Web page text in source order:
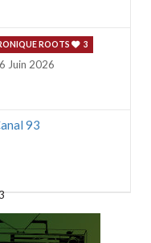
ROOTS 3
Juin 2026